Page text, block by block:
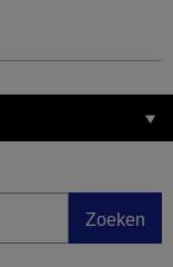
Zoeken